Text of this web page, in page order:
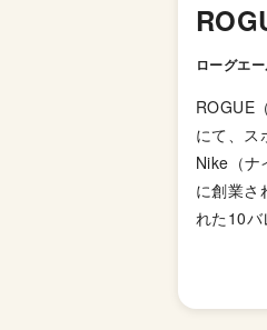
ローグエ
ROGUE
にて、ス
Nike（ナ
に創業さ
れた10バ